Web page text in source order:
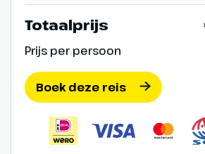
Totaalprijs
Prijs per persoon
Boek deze reis